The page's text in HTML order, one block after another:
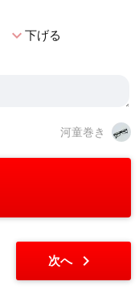
expand_more下げる
河童巻き
次へ chevron_right